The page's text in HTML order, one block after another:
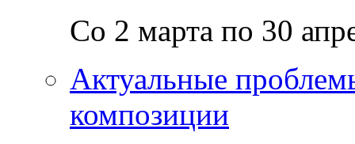
Со 2 марта по 30
Актуальные
композиции